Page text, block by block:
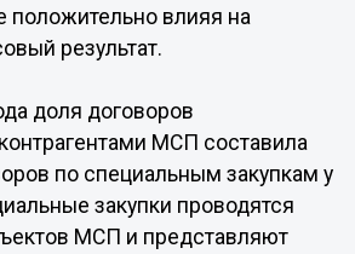
положительно влияя на
результат.
доля договоров
МСП составила
по специальным закупкам у
закупки проводятся
МСП и представляют